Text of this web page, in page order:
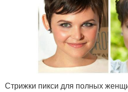
Стрижки пикси для полных